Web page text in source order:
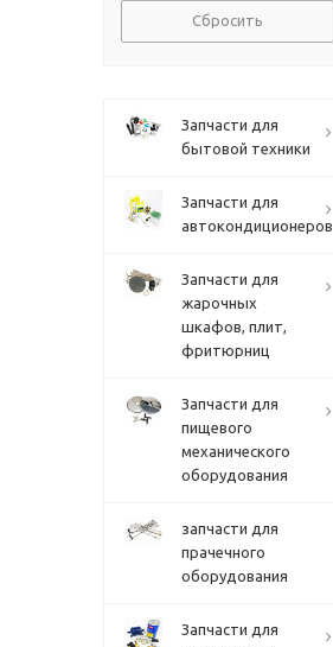
Сбросить
Запчасти для
бытовой техники
Запчасти для
автокондиционеров
Запчасти для
жарочных
шкафов, плит,
фритюрниц
Запчасти для
пищевого
механического
оборудования
запчасти для
прачечного
оборудования
Запчасти для